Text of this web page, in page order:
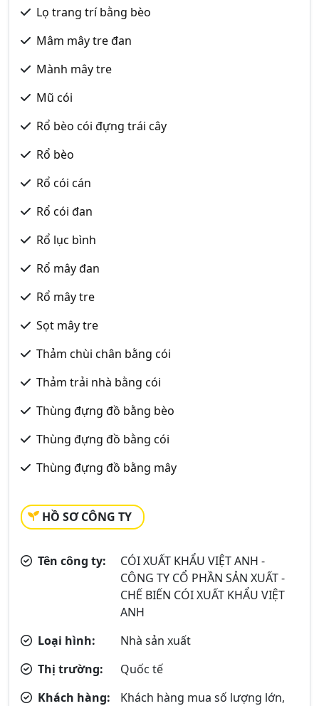
Lọ trang trí bằng bèo
Mâm mây tre đan
Mành mây tre
Mũ cói
Rổ bèo cói đựng trái cây
Rổ bèo
Rổ cói cán
Rổ cói đan
Rổ lục bình
Rổ mây đan
Rổ mây tre
Sọt mây tre
Thảm chùi chân bằng cói
Thảm trải nhà bằng cói
Thùng đựng đồ bằng bèo
Thùng đựng đồ bằng cói
Thùng đựng đồ bằng mây
HỒ SƠ CÔNG TY
Tên công ty:
CÓI XUẤT KHẨU VIỆT ANH -
CÔNG TY CỔ PHẦN SẢN XUẤT -
CHẾ BIẾN CÓI XUẤT KHẨU VIỆT
ANH
Loại hình:
Nhà sản xuất
Thị trường:
Quốc tế
Khách hàng:
Khách hàng mua số lượng lớn,